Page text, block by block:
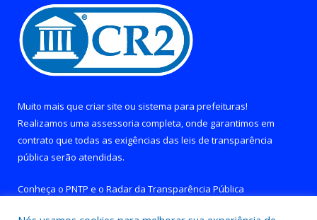
Muito mais que criar site ou sistema para prefeituras!
Realizamos uma assessoria completa, onde garantimos em
contrato que todas as exigências das leis de transparência
pública serão atendidas.
Conheça o PNTP e o Radar da Transparência Pública